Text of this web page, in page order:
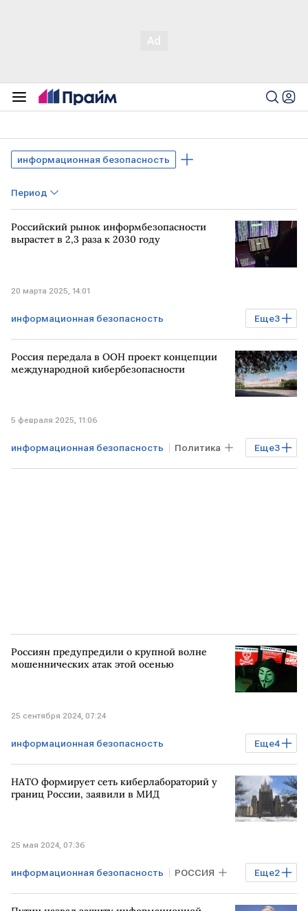
информационная безопасность
Период
Российский рынок информбезопасности
вырастет в 2,3 раза к 2030 году
20 марта 2025, 14:01
Еще3
информационная безопасность
Технологии Лаборатория Касперского
Positive Technologies Ростелеком
Россия передала в ООН проект концепции
международной кибербезопасности
5 февраля 2025, 11:06
Еще3
информационная безопасность Политика
РОССИЯ ООН Технологии
Россиян предупредили о крупной волне
мошеннических атак этой осенью
25 сентября 2024, 07:24
Еще4
информационная безопасность
Мошенничество атака
мошеннические схемы РОССИЯ
НАТО формирует сеть киберлабораторий у
границ России, заявили в МИД
25 мая 2024, 07:36
Еще2
информационная безопасность РОССИЯ
США НАТО